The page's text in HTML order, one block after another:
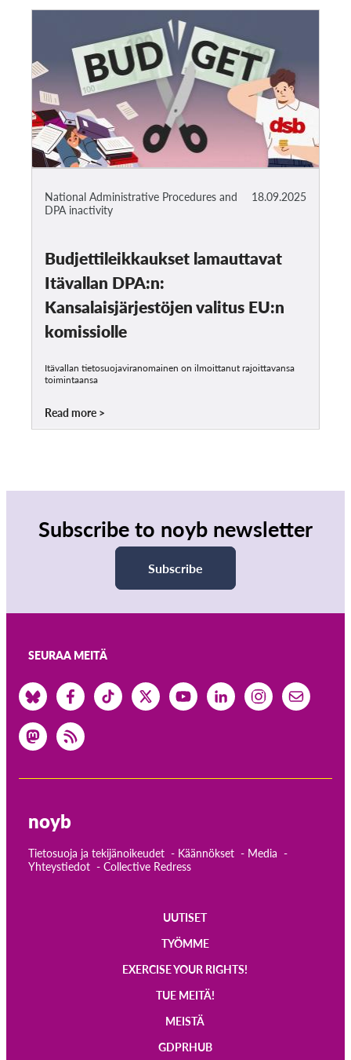
18.09.2025
National Administrative Procedures and
DPA inactivity
Budjettileikkaukset lamauttavat
Itävallan DPA:n:
Kansalaisjärjestöjen valitus EU:n
komissiolle
Itävallan tietosuojaviranomainen on ilmoittanut rajoittavansa
toimintaansa
Read more
Subscribe to noyb newsletter
Subscribe
SEURAA MEITÄ
noyb
Tietosuoja ja tekijänoikeudet Käännökset
Media
Yhteystiedot
Collective Redress
UUTISET
TYÖMME
EXERCISE YOUR RIGHTS!
TUE MEITÄ!
MEISTÄ
GDPRHUB